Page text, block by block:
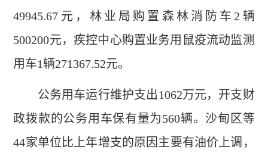
49945.67元，林业局购置森林消防车2辆
500200元，疾控中心购置业务用鼠疫流动监测
用车1辆271367.52元。
公务用车运行维护支出1062万元，开支财
政拨款的公务用车保有量为560辆。沙甸区等
44家单位比上年增支的原因主要有油价上调，